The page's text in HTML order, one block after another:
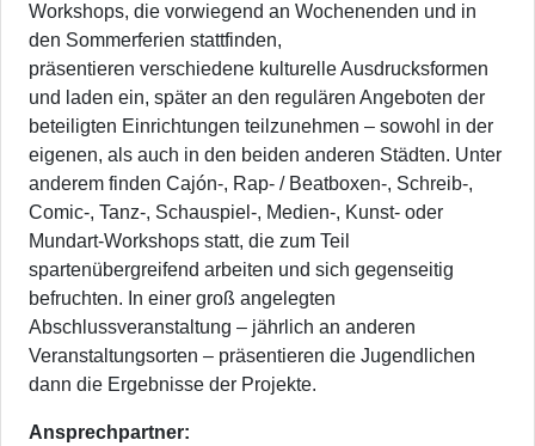
Workshops, die vorwiegend an Wochenenden und in
den Sommerferien stattfinden,
präsentieren verschiedene kulturelle Ausdrucksformen
und laden ein, später an den regulären Angeboten der
beteiligten Einrichtungen teilzunehmen – sowohl in der
eigenen, als auch in den beiden anderen Städten. Unter
anderem finden Cajón-, Rap- / Beatboxen-, Schreib-,
Comic-, Tanz-, Schauspiel-, Medien-, Kunst- oder
Mundart-Workshops statt, die zum Teil
spartenübergreifend arbeiten und sich gegenseitig
befruchten. In einer groß angelegten
Abschlussveranstaltung – jährlich an anderen
Veranstaltungsorten – präsentieren die Jugendlichen
dann die Ergebnisse der Projekte.
Ansprechpartner: